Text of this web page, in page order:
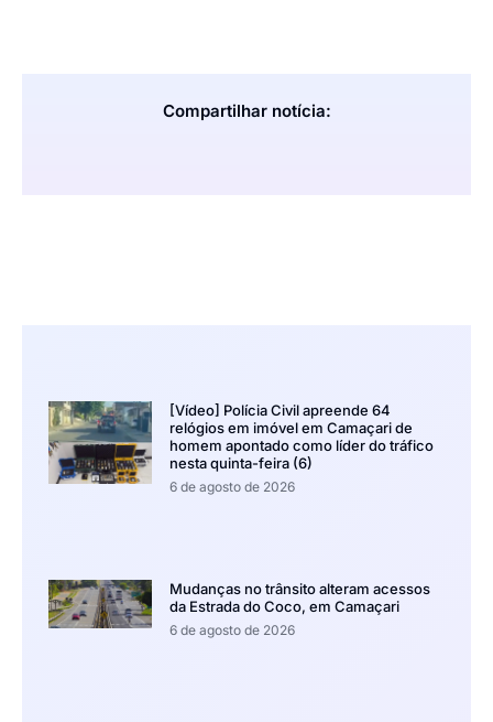
Compartilhar notícia:
[Vídeo] Polícia Civil apreende 64
relógios em imóvel em Camaçari de
homem apontado como líder do tráfico
nesta quinta-feira (6)
6 de agosto de 2026
Mudanças no trânsito alteram acessos
da Estrada do Coco, em Camaçari
6 de agosto de 2026